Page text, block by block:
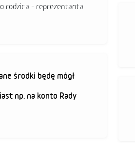
rodzica - reprezentanta
środki będę mógł
np. na konto Rady